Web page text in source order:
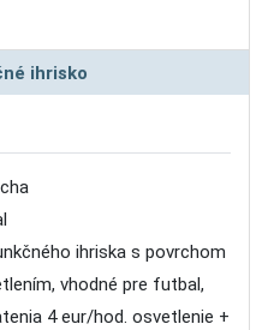
ihrisko
ihriska s povrchom
vhodné pre futbal,
4 eur/hod. osvetlenie +